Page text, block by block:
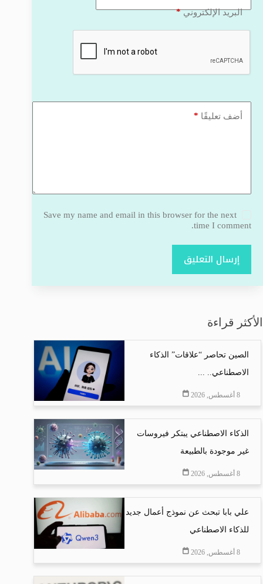
البريد الإلكتروني*
أضف تعليقًا *
Save my name and email in this browser for the next
time I comment.
إرسال التعليق
الأكثر قراءة
الصين تحاصر “علاقات” الذكاء
الاصطناعي.. ...
8 أغسطس, 2026
الذكاء الاصطناعي يبتكر فيروسات
غير موجودة بالطبيعة
8 أغسطس, 2026
علي بابا تبحث عن نموذج أعمال جديد
للذكاء الاصطناعي
8 أغسطس, 2026